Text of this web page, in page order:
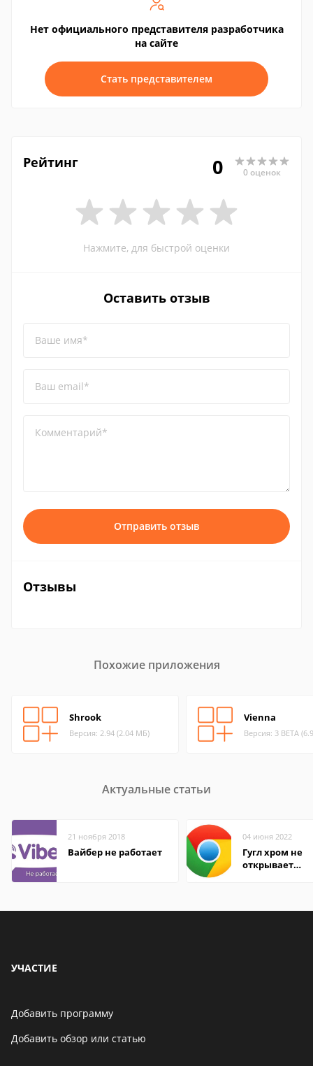
Нет официального представителя разработчика
на сайте
Стать представителем
Рейтинг 0 0 оценок
Нажмите, для быстрой оценки
Оставить отзыв
Ваше имя*
Ваш email*
Комментарий*
Отправить отзыв
Отзывы
Похожие приложения
Shrook
Версия: 2.94 (2.04 МБ)
Vienna
Версия: 3 BETA
Актуальные статьи
21 ноября 2018
Вайбер не работает
04 июня 2022
Гугл хром не
открывает
УЧАСТИЕ
Добавить программу
Добавить обзор или статью